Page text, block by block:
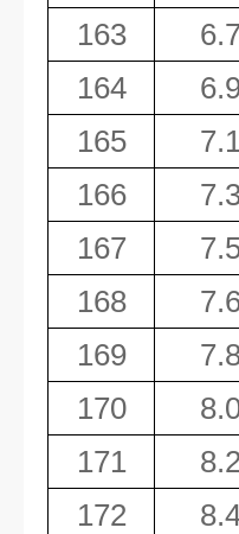
163
164
165
166
167
168
169
170
171
172